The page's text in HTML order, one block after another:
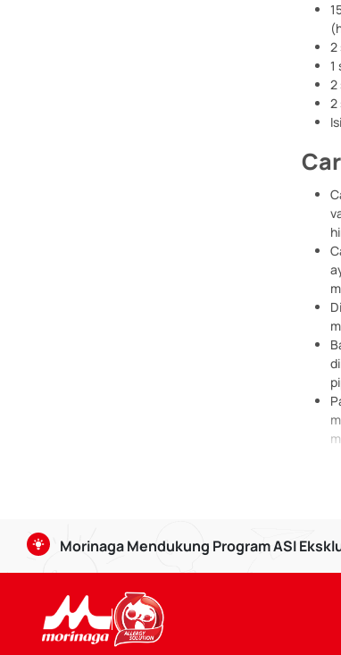
2
1
2
2
Agar
Morinaga Mendukung Program ASI
dapat mempererat ikatan batin antara Bunda
Selain itu Kalbe juga ikut mendukung :